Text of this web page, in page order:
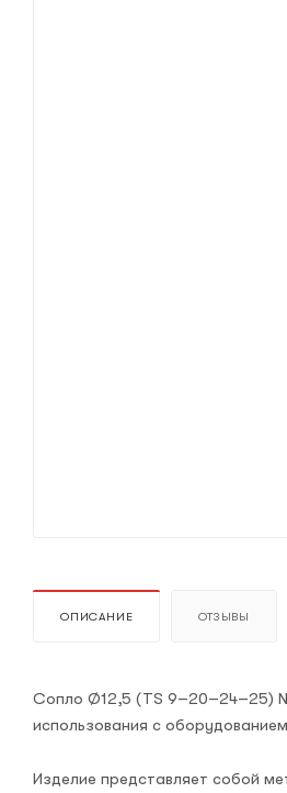
ОПИСАНИЕ ОТЗЫВЫ
Сопло Ø12,5 (TS 9–20–24–25)
использования с
Изделие представляет собой